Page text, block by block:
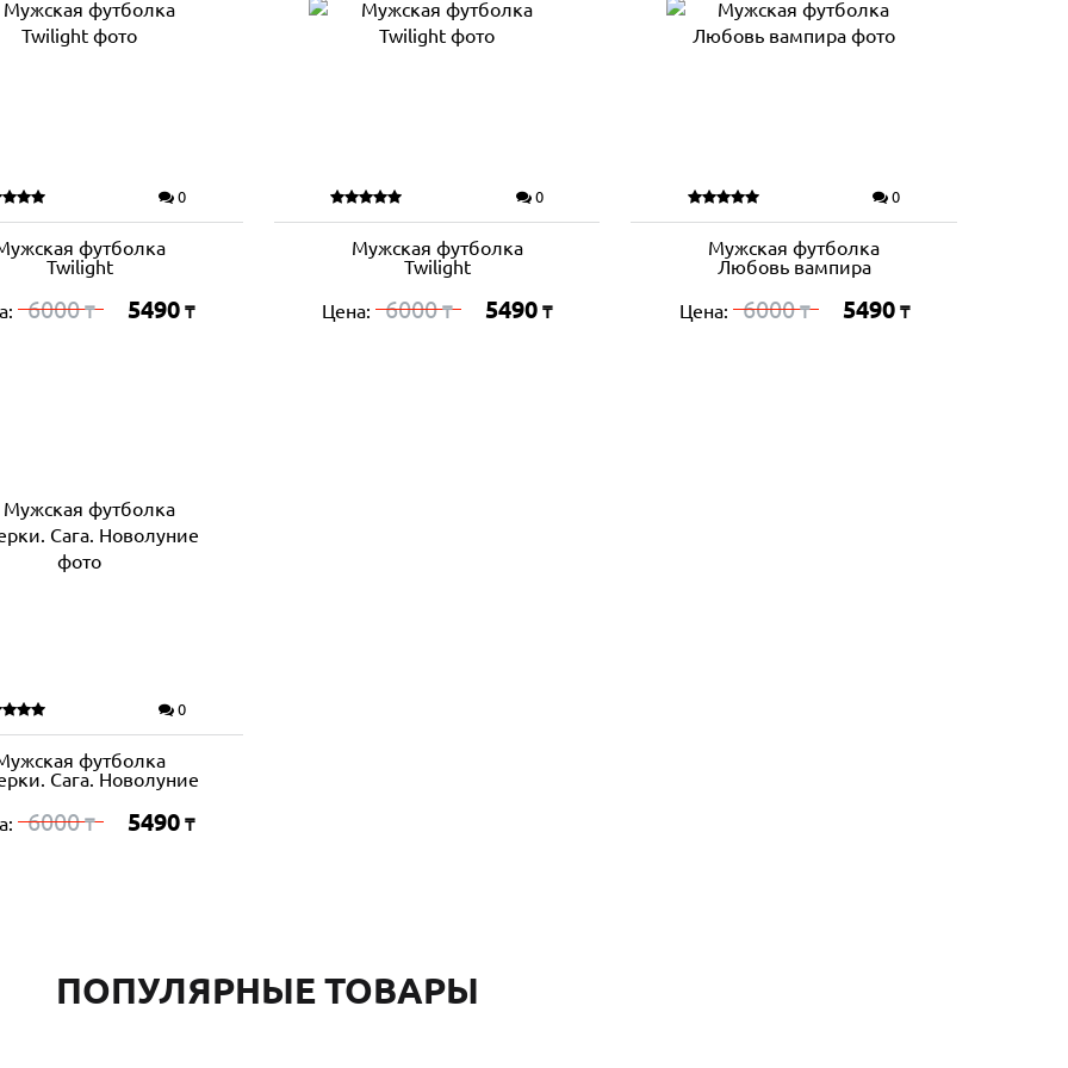
0
футболка
Twilight
6000₸ 5490 ₸
0
Мужская футболка
Twilight
Цена: 6000₸ 5490 ₸
0
Мужская футболка
Любовь вампира
Цена: 6000₸ 5490 ₸
0
футболка
Сага. Новолуние
6000₸ 5490 ₸
ПОПУЛЯРНЫЕ ТОВАРЫ